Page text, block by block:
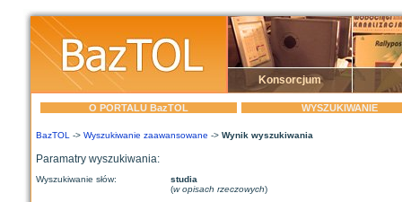
Konsorcjum
O PORTALU BazTOL WYSZUKIWANIE
BazTOL -> Wyszukiwanie zaawansowane -> Wynik wyszukiwania
Paramatry wyszukiwania:
Wyszukiwanie słów:
studia
(w opisach rzeczowych)